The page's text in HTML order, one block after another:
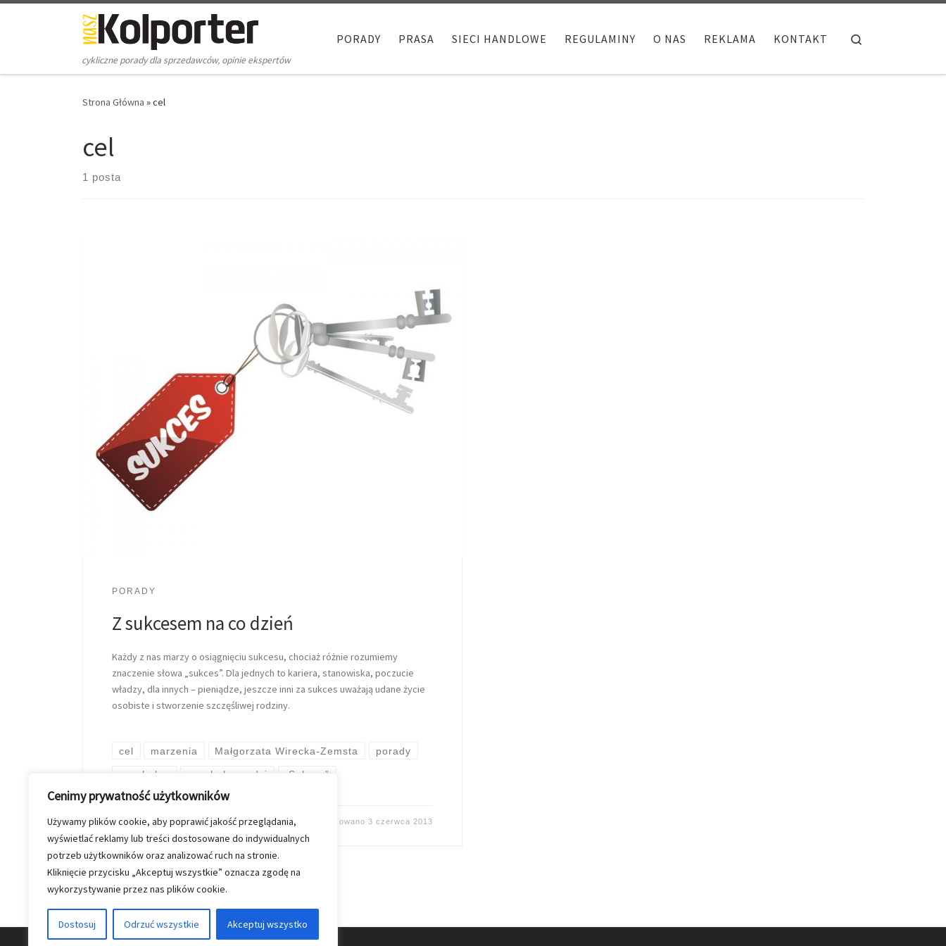
Cenimy prywatność użytkowników
Używamy plików cookie, aby poprawić jakość przeglądania,
wyświetlać reklamy lub treści dostosowane do indywidualnych
potrzeb użytkowników oraz analizować ruch na stronie.
Kliknięcie przycisku „Akceptuj wszystkie” oznacza zgodę na
wykorzystywanie przez nas plików cookie.
Dostosuj Odrzuć wszystkie Akceptuj wszystko
Skip to content
cykliczne porady dla sprzedawców, opinie ekspertów
PORADY PRASA SIECI HANDLOWE REGULAMINY O NAS REKLAMA KONTAKT
Strona Główna »cel
cel
1 posta
PORADY
Z sukcesem na co dzień
Każdy z nas marzy o osiągnięciu sukcesu, chociaż różnie rozumiemy
znaczenie słowa „sukces”. Dla jednych to kariera, stanowiska, poczucie
władzy, dla innych – pieniądze, jeszcze inni za sukces uważają udane życie
osobiste i stworzenie szczęśliwej rodziny.
cel marzenia Małgorzata Wirecka-Zemsta porady
psycholog psycholog radzi „Sukces”
przezKinga Szymkiewicz Opublikowano 3 czerwca 2013